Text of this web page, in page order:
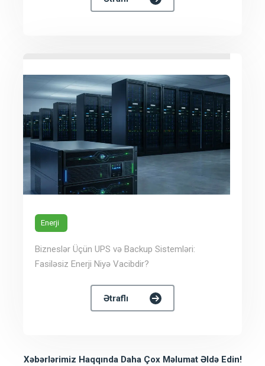
Enerji
Bizneslər Üçün UPS və Backup Sistemləri:
Fasiləsiz Enerji Niyə Vacibdir?
Ətraflı
Xəbərlərimiz Haqqında Daha Çox Məlumat Əldə Edin!